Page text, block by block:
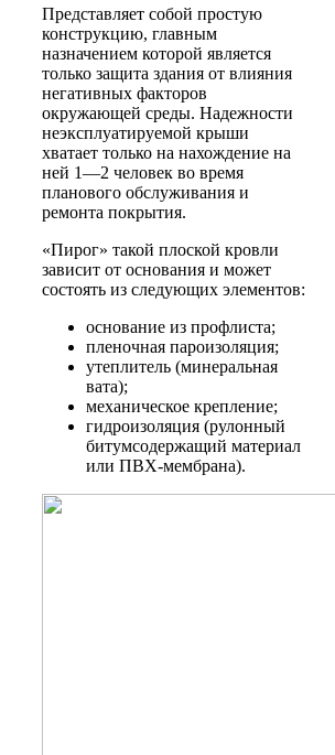
Представляет собой простую
конструкцию, главным
назначением которой является
только защита здания от влияния
негативных факторов
окружающей среды. Надежности
неэксплуатируемой крыши
хватает только на нахождение на
ней 1—2 человек во время
планового обслуживания и
ремонта покрытия.
«Пирог» такой плоской кровли
зависит от основания и может
состоять из следующих элементов:
основание из профлиста;
пленочная пароизоляция;
утеплитель (минеральная
вата);
механическое крепление;
гидроизоляция (рулонный
битумсодержащий материал
или ПВХ-мембрана).